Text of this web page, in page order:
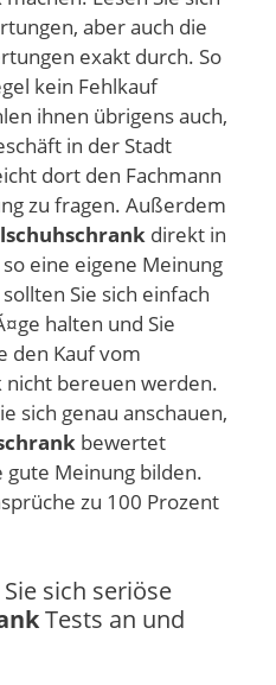
aber auch die
exakt durch. So
kein Fehlkauf
ihnen übrigens auch,
in der Stadt
dort den Fachmann
zu fragen. Außerdem
direkt in
eine eigene Meinung
Sie sich einfach
halten und Sie
den Kauf vom
nicht bereuen werden.
sich genau anschauen,
bewertet
gute Meinung bilden.
zu 100 Prozent
sich seriöse
Tests an und